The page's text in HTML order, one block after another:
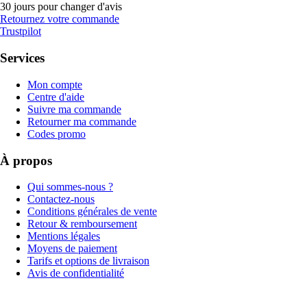
30 jours pour changer d'avis
Retournez votre commande
Trustpilot
Services
Mon compte
Centre d'aide
Suivre ma commande
Retourner ma commande
Codes promo
À propos
Qui sommes-nous ?
Contactez-nous
Conditions générales de vente
Retour & remboursement
Mentions légales
Moyens de paiement
Tarifs et options de livraison
Avis de confidentialité